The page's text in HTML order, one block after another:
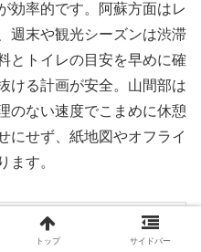
効率的です。阿蘇方面はレ
週末や観光シーズンは渋滞
とトイレの目安を早めに確
ける計画が安全。山間部は
のない速度でこまめに休憩
にせず、紙地図やオフライ
ます。
外線対策
トップ サイドバー